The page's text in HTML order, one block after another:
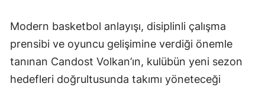
Modern basketbol anlayışı, disiplinli çalışma
prensibi ve oyuncu gelişimine verdiği önemle
tanınan Candost Volkan’ın, kulübün yeni sezon
hedefleri doğrultusunda takımı yöneteceği